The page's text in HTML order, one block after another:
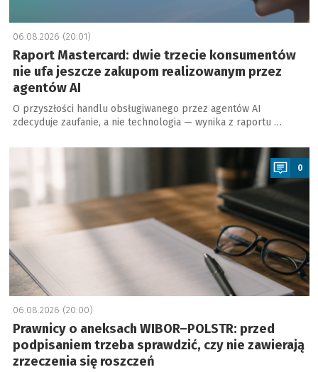
06.08.2026 (20:01)
Raport Mastercard: dwie trzecie konsumentów
nie ufa jeszcze zakupom realizowanym przez
agentów AI
O przyszłości handlu obsługiwanego przez agentów AI
zdecyduje zaufanie, a nie technologia — wynika z raportu …
a
0
06.08.2026 (20:00)
Prawnicy o aneksach WIBOR–POLSTR: przed
podpisaniem trzeba sprawdzić, czy nie zawierają
zrzeczenia się roszczeń